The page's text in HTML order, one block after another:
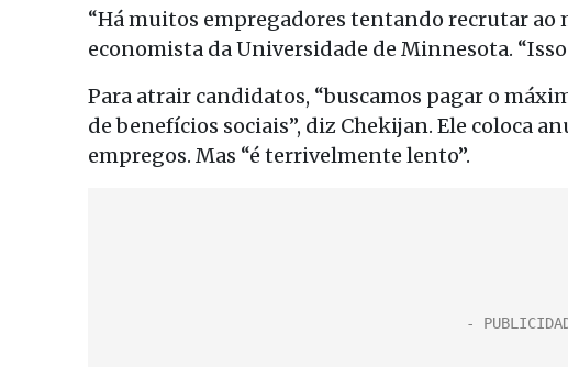
“Há muitos empregadores tentando recrutar ao
economista da Universidade de Minnesota.
Para atrair candidatos, “buscamos pagar o
de benefícios sociais”, diz Chekijan. Ele coloca
empregos. Mas “é terrivelmente lento”.